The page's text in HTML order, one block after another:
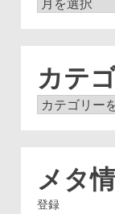
カテ
カ
メタ
登録